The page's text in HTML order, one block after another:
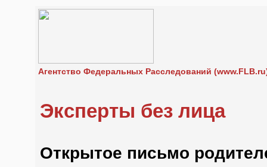
Агентство Федеральных Расследований
Эксперты без лица
Открытое письмо